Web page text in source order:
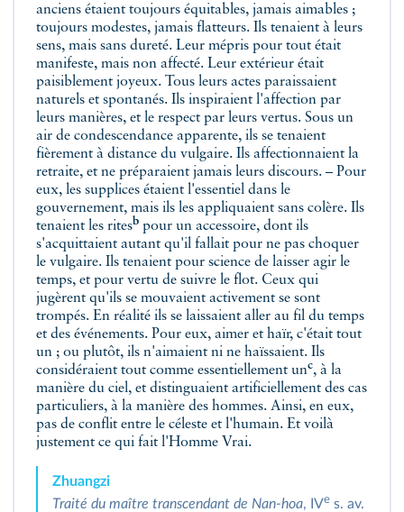
anciens étaient toujours équitables, jamais aimables ;
toujours modestes, jamais flatteurs. Ils tenaient à leurs
sens, mais sans dureté. Leur mépris pour tout était
manifeste, mais non affecté. Leur extérieur était
paisiblement joyeux. Tous leurs actes paraissaient
naturels et spontanés. Ils inspiraient l'affection par
leurs manières, et le respect par leurs vertus. Sous un
air de condescendance apparente, ils se tenaient
fièrement à distance du vulgaire. Ils affectionnaient la
retraite, et ne préparaient jamais leurs discours. – Pour
eux, les supplices étaient l'essentiel dans le
gouvernement, mais ils les appliquaient sans colère. Ils
tenaient les ritesb pour un accessoire, dont ils
s'acquittaient autant qu'il fallait pour ne pas choquer
le vulgaire. Ils tenaient pour science de laisser agir le
temps, et pour vertu de suivre le flot. Ceux qui
jugèrent qu'ils se mouvaient activement se sont
trompés. En réalité ils se laissaient aller au fil du temps
et des événements. Pour eux, aimer et haïr, c'était tout
un ; ou plutôt, ils n'aimaient ni ne haïssaient. Ils
considéraient tout comme essentiellement unc, à la
manière du ciel, et distinguaient artificiellement des cas
particuliers, à la manière des hommes. Ainsi, en eux,
pas de conflit entre le céleste et l'humain. Et voilà
justement ce qui fait l'Homme Vrai.
Zhuangzi
Traité du maître transcendant de Nan-hoa, IVe s. av.